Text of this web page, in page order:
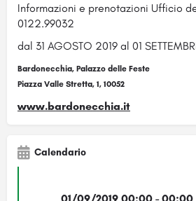
Informazioni e prenotazioni Ufficio
0122.99032
dal 31 AGOSTO 2019 al 01
Bardonecchia, Palazzo delle Feste
Piazza Valle Stretta, 1, 10052
www.bardonecchia.it
Calendario